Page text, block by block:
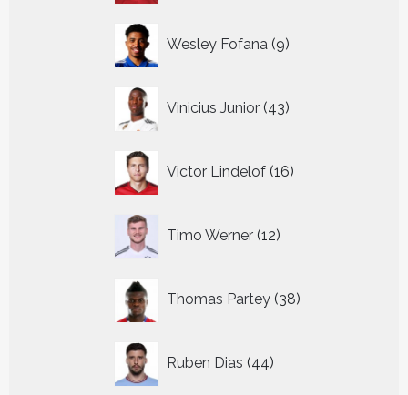
Wesley Fofana 9
producten
Vinicius Junior 43
producten
Victor Lindelof 16
producten
Timo Werner 12
producten
Thomas Partey 38
producten
Ruben Dias 44
producten